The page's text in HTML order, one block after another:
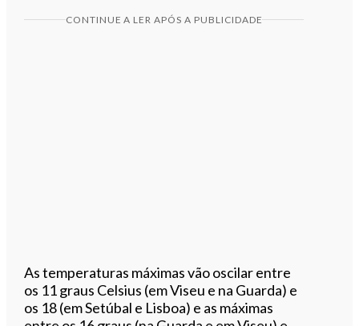
CONTINUE A LER APÓS A PUBLICIDADE
As temperaturas máximas vão oscilar entre
os 11 graus Celsius (em Viseu e na Guarda) e
os 18 (em Setúbal e Lisboa) e as máximas